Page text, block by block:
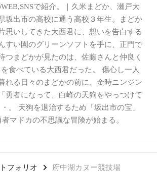
で紹介。｜久米まどか、瀬戸大
坂出市の高校に通う高校３年生。まどか
思いしてきた大西君に、想いを告白する
すい園のグリーンソフトを手に、正門で
つまどかが見たのは、佐藤さんと仲良く
食べている大西君だった。 傷心し一人
れる日々のまどかの前に、金時ニンジン
勇者になって、白峰の天狗をやっつけて
。 天狗を退治するため「坂出市の宝」
マドカの不思議な冒険が始まる。
フォリオ 府中湖カヌー競技場